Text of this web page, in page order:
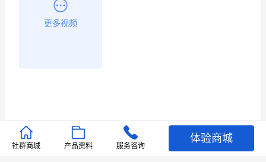
更多视频
推荐文章
社群商城 产品资料 服务咨询
体验商城